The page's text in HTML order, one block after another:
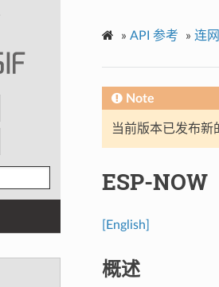
» API 参考 » 连
Note
当前版本已发布新
ESP-NOW
[English]
概述